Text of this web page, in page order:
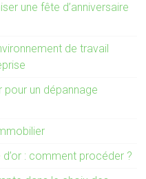
une fête d’anniversaire
de travail
pour un dépannage
: comment procéder ?